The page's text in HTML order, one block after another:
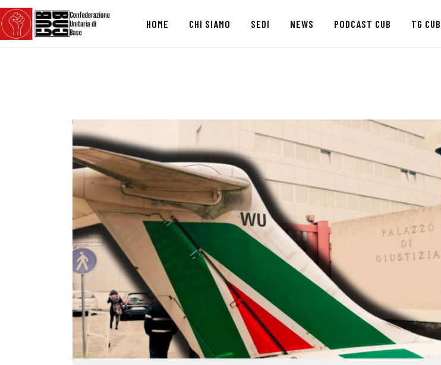
HOME CHI SIAMO SEDI NEWS PODCAST CUB TG CUB
HOME
CHI SIAMO
NEWS
PODCAST CUB
TG CUB
INTERNAZIONALE
RASSEGNA STAMPA